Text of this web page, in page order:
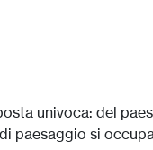
univoca: del
paesaggio si